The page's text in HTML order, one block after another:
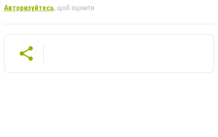
Авторизуйтесь, щоб оцінити